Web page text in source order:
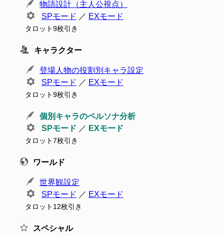
物語設計（主人公視点）
SPモード ／ EXモード
タロット9枚引き
キャラクター
登場人物の役割別キャラ設定
SPモード ／ EXモード
タロット9枚引き
個別キャラのペルソナ分析
SPモード ／ EXモード
タロット7枚引き
ワールド
世界観設定
SPモード ／ EXモード
タロット12枚引き
スペシャル